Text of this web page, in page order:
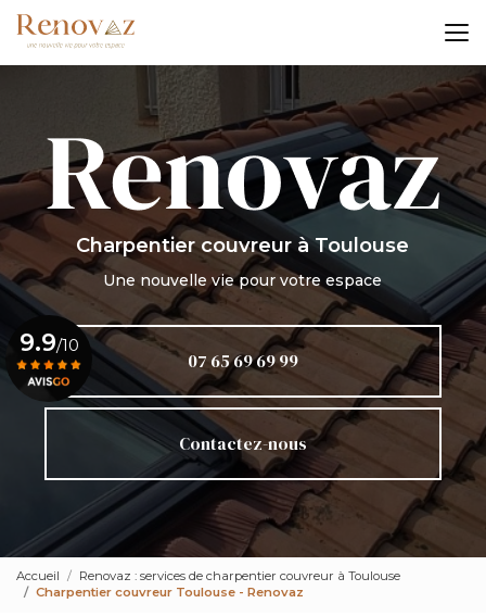
Aller
au
contenu
principal
Charpentier couvreur à Toulouse
Une nouvelle vie pour votre espace
07 65 69 69 99
Contactez-nous
9.9/10
Voir le certificat
Accueil
Renovaz : services de charpentier couvreur à Toulouse
Charpentier couvreur Toulouse - Renovaz